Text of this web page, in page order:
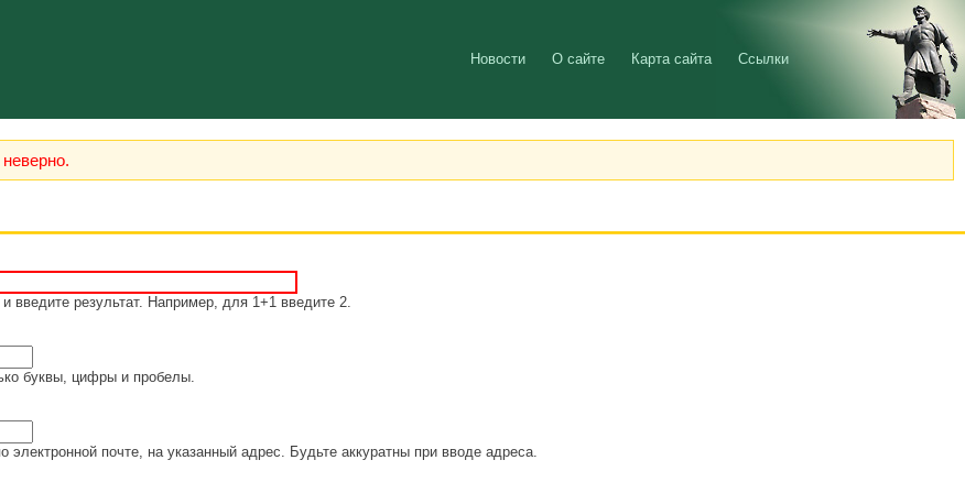
Новости О сайте Карта сайта Ссылки
результат. Например, для 1+1 введите 2.
буквы, цифры и пробелы.
электронной почте, на указанный адрес. Будьте аккуратны при вводе адреса.